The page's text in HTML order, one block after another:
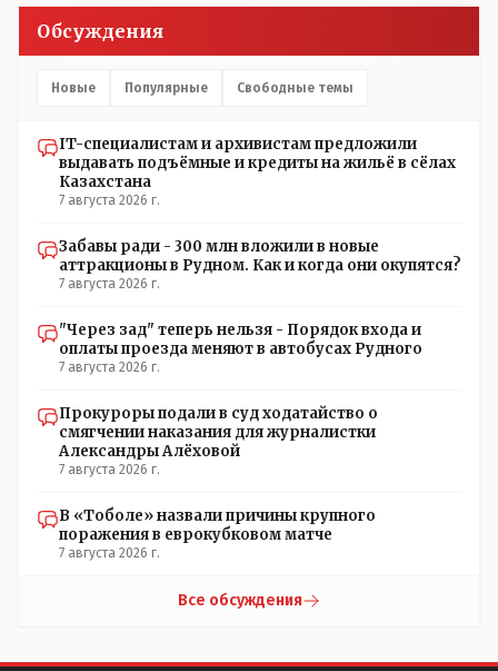
температурный режим на контроль. То есть первая
часть - информация до трагедии, вторая часть -
исправлено.
Обсуждения
Новые Популярные Свободные темы
IT-специалистам и архивистам предложили
выдавать подъёмные и кредиты на жильё в сёлах
Казахстана
7 августа 2026 г.
Забавы ради - 300 млн вложили в новые
аттракционы в Рудном. Как и когда они окупятся?
7 августа 2026 г.
"Через зад" теперь нельзя - Порядок входа и
оплаты проезда меняют в автобусах Рудного
7 августа 2026 г.
Прокуроры подали в суд ходатайство о
смягчении наказания для журналистки
Александры Алёховой
7 августа 2026 г.
В «Тоболе» назвали причины крупного
поражения в еврокубковом матче
7 августа 2026 г.
Все обсуждения